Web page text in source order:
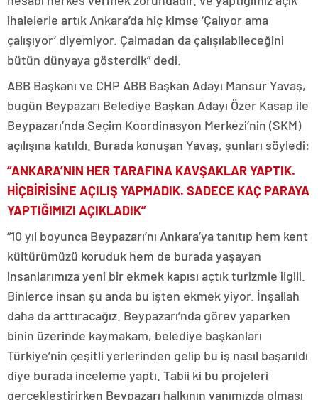
ihalelerle artık Ankara’da hiç kimse ‘Çalıyor ama
çalışıyor’ diyemiyor. Çalmadan da çalışılabileceğini
bütün dünyaya gösterdik” dedi.
ABB Başkanı ve CHP ABB Başkan Adayı Mansur Yavaş,
bugün Beypazarı Belediye Başkan Adayı Özer Kasap ile
Beypazarı’nda Seçim Koordinasyon Merkezi’nin (SKM)
açılışına katıldı. Burada konuşan Yavaş, şunları söyledi:
“ANKARA’NIN HER TARAFINA KAVŞAKLAR YAPTIK.
HİÇBİRİSİNE AÇILIŞ YAPMADIK. SADECE KAÇ PARAYA
YAPTIĞIMIZI AÇIKLADIK”
“10 yıl boyunca Beypazarı’nı Ankara’ya tanıtıp hem kent
kültürümüzü koruduk hem de burada yaşayan
insanlarımıza yeni bir ekmek kapısı açtık turizmle ilgili.
Binlerce insan şu anda bu işten ekmek yiyor. İnşallah
daha da arttıracağız. Beypazarı’nda görev yaparken
binin üzerinde kaymakam, belediye başkanları
Türkiye’nin çeşitli yerlerinden gelip bu iş nasıl başarıldı
diye burada inceleme yaptı. Tabii ki bu projeleri
gerçekleştirirken Beypazarı halkının yanımızda olması